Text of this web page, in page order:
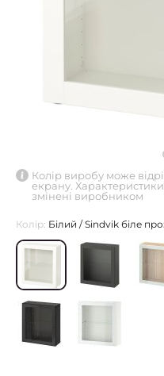
Колір виробу може
екрану.
змінені виробником
Колір: Білий / Sindvik біле